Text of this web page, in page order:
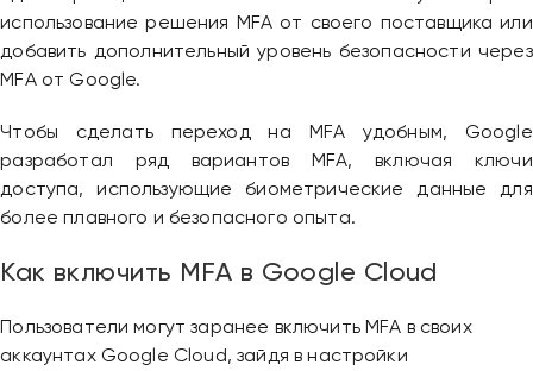
использование решения MFA от своего поставщика или
добавить дополнительный уровень безопасности через
MFA от Google.
Чтобы сделать переход на MFA удобным, Google
разработал ряд вариантов MFA, включая ключи
доступа, использующие биометрические данные для
более плавного и безопасного опыта.
Как включить MFA в Google Cloud
Пользователи могут заранее включить MFA в своих
аккаунтах Google Cloud, зайдя в настройки